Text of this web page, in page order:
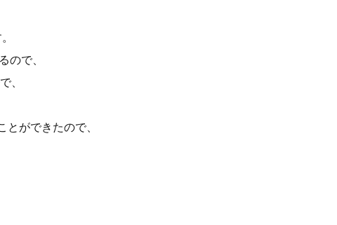
ので、
、
ができたので、